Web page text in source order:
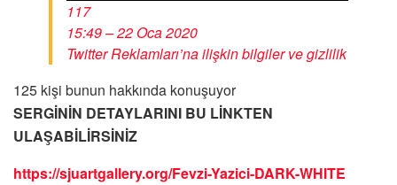
117
15:49 – 22 Oca 2020
Twitter Reklamları’na ilişkin bilgiler ve gizlilik
125 kişi bunun hakkında konuşuyor
SERGİNİN DETAYLARINI BU LİNKTEN
ULAŞABİLİRSİNİZ
https://sjuartgallery.org/Fevzi-Yazici-DARK-WHITE